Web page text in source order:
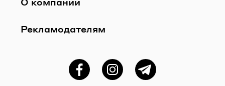
Рекламодателям
ФейсбукInstagramTelegram